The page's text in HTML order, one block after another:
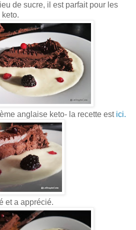
de sucre, il est parfait pour les
anglaise keto- la recette est ici.
et a apprécié.